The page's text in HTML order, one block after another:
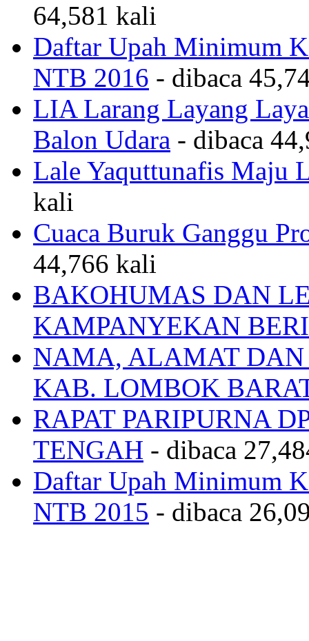
64,581 kali
Daftar Upah Minimum
NTB 2016 - dibaca
LIA Larang Layang
Balon Udara - dibaca
Lale Yaquttunafis Maju
kali
Cuaca Buruk Ganggu
44,766 kali
BAKOHUMAS DAN
KAMPANYEKAN
NAMA, ALAMAT DAN
KAB. LOMBOK
RAPAT PARIPURNA
TENGAH - dibaca
Daftar Upah Minimum
NTB 2015 - dibaca